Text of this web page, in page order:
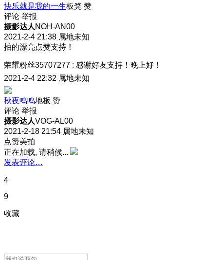
快乐就是我的一生板凳 赞
评论 举报
摄影达人 NOH-AN00
2021-2-4 21:38 属地未知
拍的漂亮点赞支持！
荣耀粉丝35707277 : 感谢好友支持！晚上好！
2021-2-4 22:32 属地未知
秋夜鸣鸣地板 赞
评论 举报
摄影达人VOG-AL00
2021-2-18 21:54 属地未知
点赞美拍
正在加载, 请稍候...
发表评论…
4
9
收藏